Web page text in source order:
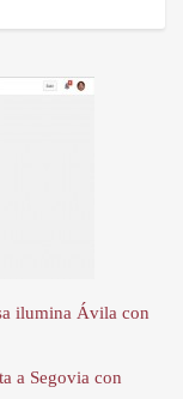
ilumina Ávila con
a Segovia con